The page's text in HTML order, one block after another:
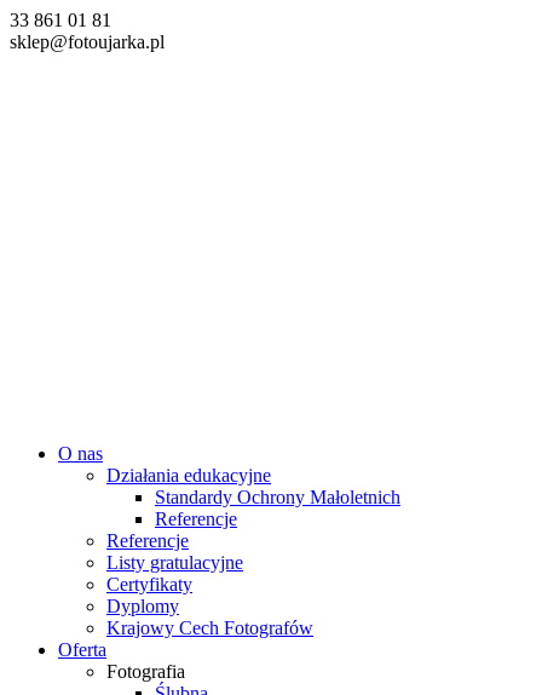
33 861 01 81
sklep@fotoujarka.pl
O nas
Działania edukacyjne
Standardy Ochrony Małoletnich
Referencje
Referencje
Listy gratulacyjne
Certyfikaty
Dyplomy
Krajowy Cech Fotografów
Oferta
Fotografia